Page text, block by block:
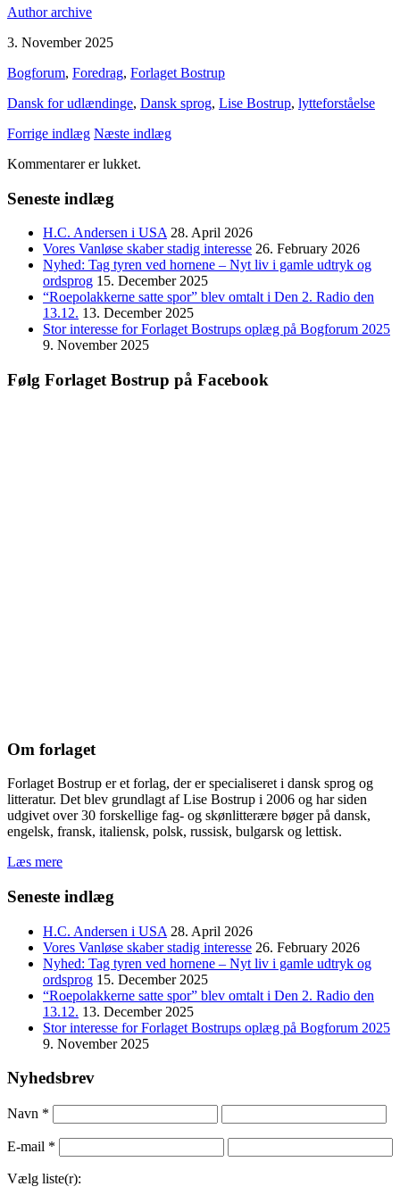
Author archive
3. November 2025
Bogforum, Foredrag, Forlaget Bostrup
Dansk for udlændinge, Dansk sprog, Lise Bostrup, lytteforståelse
Forrige indlæg Næste indlæg
Kommentarer er lukket.
Seneste indlæg
H.C. Andersen i USA 28. April 2026
Vores Vanløse skaber stadig interesse 26. February 2026
Nyhed: Tag tyren ved hornene – Nyt liv i gamle udtryk og
ordsprog 15. December 2025
“Roepolakkerne satte spor” blev omtalt i Den 2. Radio den
13.12. 13. December 2025
Stor interesse for Forlaget Bostrups oplæg på Bogforum 2025
9. November 2025
Følg Forlaget Bostrup på Facebook
Om forlaget
Forlaget Bostrup er et forlag, der er specialiseret i dansk sprog og
litteratur. Det blev grundlagt af Lise Bostrup i 2006 og har siden
udgivet over 30 forskellige fag- og skønlitterære bøger på dansk,
engelsk, fransk, italiensk, polsk, russisk, bulgarsk og lettisk.
Læs mere
Seneste indlæg
H.C. Andersen i USA 28. April 2026
Vores Vanløse skaber stadig interesse 26. February 2026
Nyhed: Tag tyren ved hornene – Nyt liv i gamle udtryk og
ordsprog 15. December 2025
“Roepolakkerne satte spor” blev omtalt i Den 2. Radio den
13.12. 13. December 2025
Stor interesse for Forlaget Bostrups oplæg på Bogforum 2025
9. November 2025
Nyhedsbrev
Navn *
E-mail *
Vælg liste(r):